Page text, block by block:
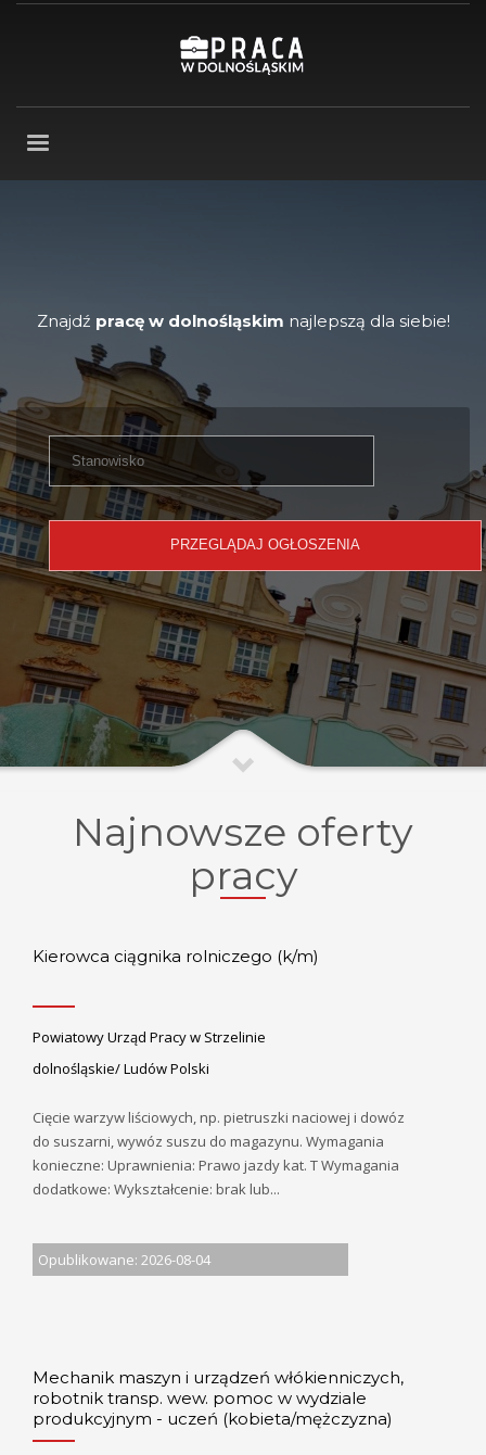
Znajdź pracę w dolnośląskim najlepszą dla siebie!
Najnowsze oferty
pracy
Kierowca ciągnika rolniczego (k/m)
Powiatowy Urząd Pracy w Strzelinie
dolnośląskie/ Ludów Polski
Cięcie warzyw liściowych, np. pietruszki naciowej i dowóz
do suszarni, wywóz suszu do magazynu. Wymagania
konieczne: Uprawnienia: Prawo jazdy kat. T Wymagania
dodatkowe: Wykształcenie: brak lub...
Opublikowane: 2026-08-04
Mechanik maszyn i urządzeń włókienniczych,
robotnik transp. wew. pomoc w wydziale
produkcyjnym - uczeń (kobieta/mężczyzna)